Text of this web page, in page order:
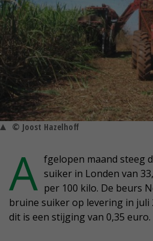
© Joost Hazelhoff
A fgelopen maand steeg
suiker in Londen van
per 100 kilo. De beurs
bruine suiker op levering in juli
dit is een stijging van 0,35 euro.